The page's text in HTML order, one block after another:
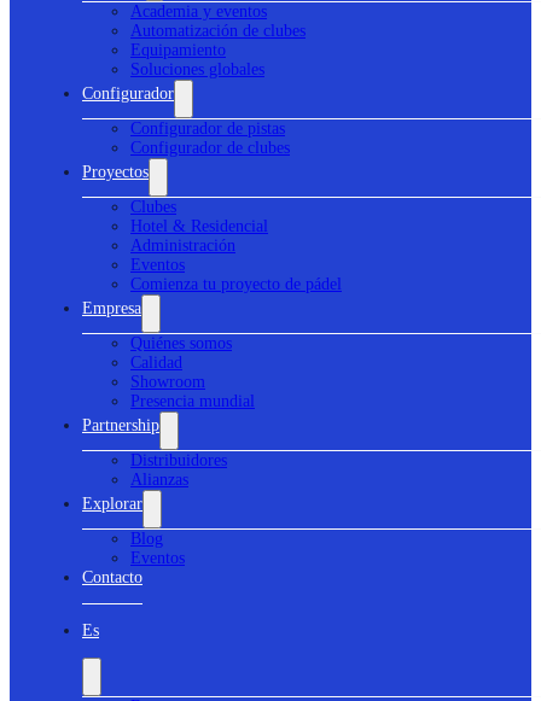
Academia y eventos
Automatización de clubes
Equipamiento
Soluciones globales
Configurador
Configurador de pistas
Configurador de clubes
Proyectos
Clubes
Hotel & Residencial
Administración
Eventos
Comienza tu proyecto de pádel
Empresa
Quiénes somos
Calidad
Showroom
Presencia mundial
Partnership
Distribuidores
Alianzas
Explorar
Blog
Eventos
Contacto
Es